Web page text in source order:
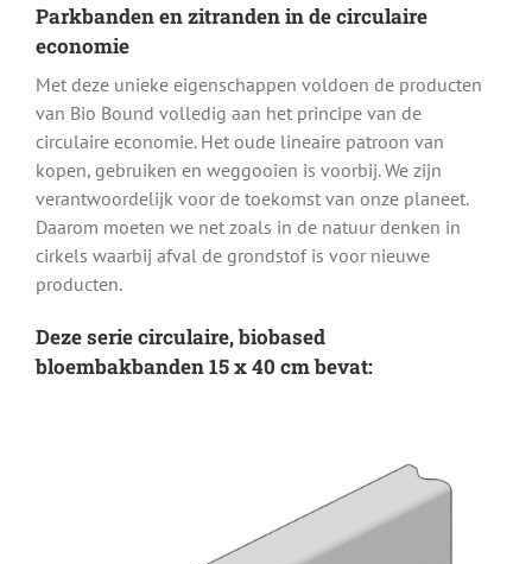
Parkbanden en zitranden in de circulaire
economie
Met deze unieke eigenschappen voldoen de producten
van Bio Bound volledig aan het principe van de
circulaire economie. Het oude lineaire patroon van
kopen, gebruiken en weggooien is voorbij. We zijn
verantwoordelijk voor de toekomst van onze planeet.
Daarom moeten we net zoals in de natuur denken in
cirkels waarbij afval de grondstof is voor nieuwe
producten.
Deze serie circulaire, biobased
bloembakbanden 15 x 40 cm bevat: